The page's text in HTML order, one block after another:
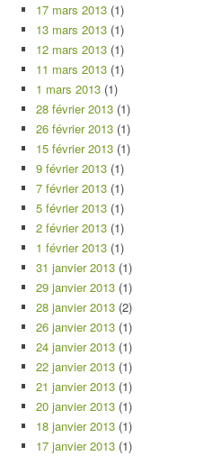
17 mars 2013 (1)
13 mars 2013 (1)
12 mars 2013 (1)
11 mars 2013 (1)
1 mars 2013 (1)
28 février 2013 (1)
26 février 2013 (1)
15 février 2013 (1)
9 février 2013 (1)
7 février 2013 (1)
5 février 2013 (1)
2 février 2013 (1)
1 février 2013 (1)
31 janvier 2013 (1)
29 janvier 2013 (1)
28 janvier 2013 (2)
26 janvier 2013 (1)
24 janvier 2013 (1)
22 janvier 2013 (1)
21 janvier 2013 (1)
20 janvier 2013 (1)
18 janvier 2013 (1)
17 janvier 2013 (1)